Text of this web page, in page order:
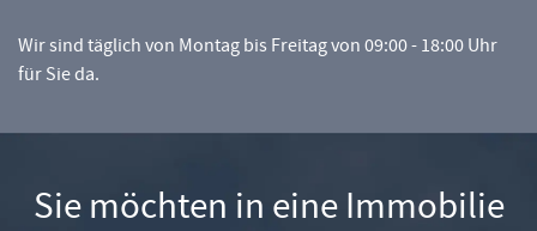
Wir sind täglich von Montag bis Freitag von 09:00 - 18:00 Uhr
für Sie da.
Sie möchten in eine Immobilie